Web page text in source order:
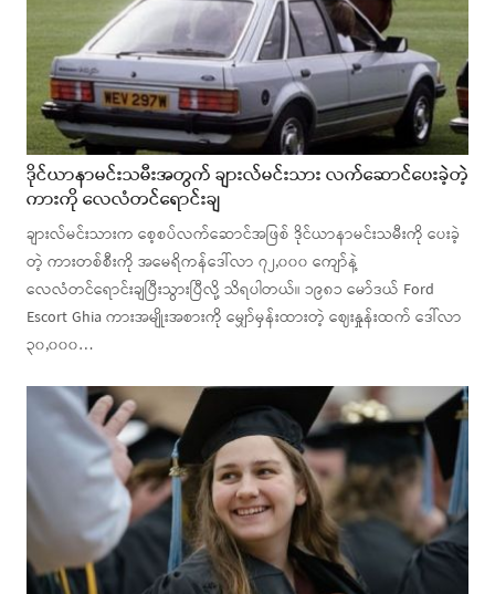
ဒိုင်ယာနာမင်းသမီးအတွက် ချားလ်မင်းသား လက်ဆောင်ပေးခဲ့တဲ့
ကားကို လေလံတင်ရောင်းချ
ချားလ်မင်းသားက စေ့စပ်လက်ဆောင်အဖြစ် ဒိုင်ယာနာမင်းသမီးကို ပေးခဲ့
တဲ့ ကားတစ်စီးကို အမေရိကန်ဒေါ်လာ ၇၂,၀၀၀ ကျော်နဲ့
လေလံတင်ရောင်းချပြီးသွားပြီလို့ သိရပါတယ်။ ၁၉၈၁ မော်ဒယ် Ford
Escort Ghia ကားအမျိုးအစားကို မျှော်မှန်းထားတဲ့ ဈေးနှုန်းထက် ဒေါ်လာ
၃၀,၀၀၀…